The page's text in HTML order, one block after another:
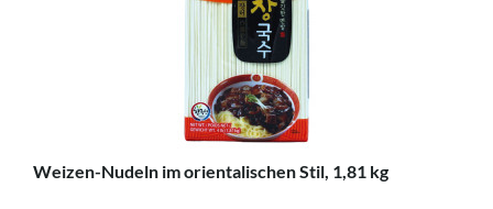
Weizen-Nudeln im orientalischen Stil, 1,81 kg